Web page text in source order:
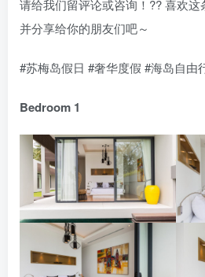
请给我们留评论或咨询！?? 喜欢
并分享给你的朋友们吧～
#苏梅岛假日 #奢华度假 #海岛自由
Bedroom 1